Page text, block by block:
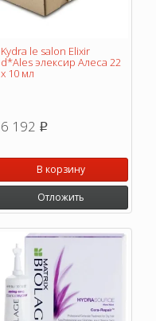
Kydra le salon Elixir
d*Ales элексир Алеса 22
х 10 мл
6 192 p
В корзину
Отложить